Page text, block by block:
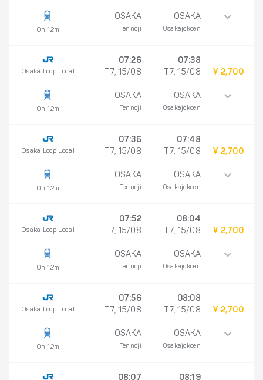
0h 12m
OSAKA
Tennoji
OSAKA
Osakajokoen
Osaka Loop Local
0h 12m
07:26
T7, 15/08
OSAKA
Tennoji
07:38
T7, 15/08
OSAKA
Osakajokoen
¥ 2,700
Osaka Loop Local
0h 12m
07:36
T7, 15/08
OSAKA
Tennoji
07:48
T7, 15/08
OSAKA
Osakajokoen
¥ 2,700
Osaka Loop Local
0h 12m
07:52
T7, 15/08
OSAKA
Tennoji
08:04
T7, 15/08
OSAKA
Osakajokoen
¥ 2,700
Osaka Loop Local
0h 12m
07:56
T7, 15/08
OSAKA
Tennoji
08:08
T7, 15/08
OSAKA
Osakajokoen
¥ 2,700